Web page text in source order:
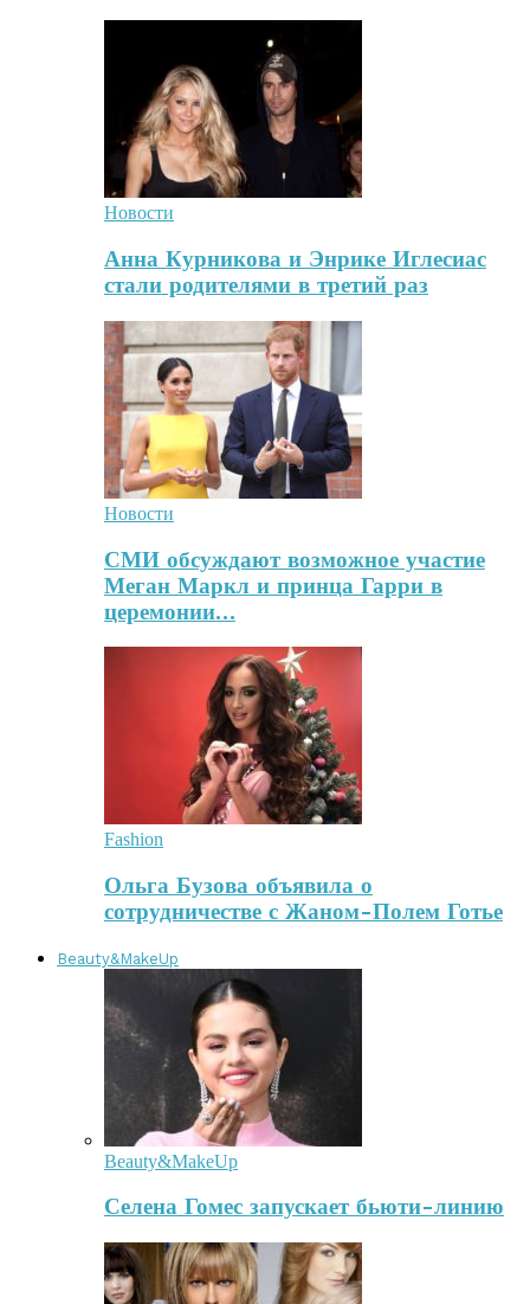
Новости
Анна Курникова и Энрике Иглесиас
стали родителями в третий раз
Новости
СМИ обсуждают возможное участие
Меган Маркл и принца Гарри в
церемонии…
Fashion
Ольга Бузова объявила о
сотрудничестве с Жаном-Полем Готье
Beauty&MakeUp
Beauty&MakeUp
Селена Гомес запускает бьюти-линию